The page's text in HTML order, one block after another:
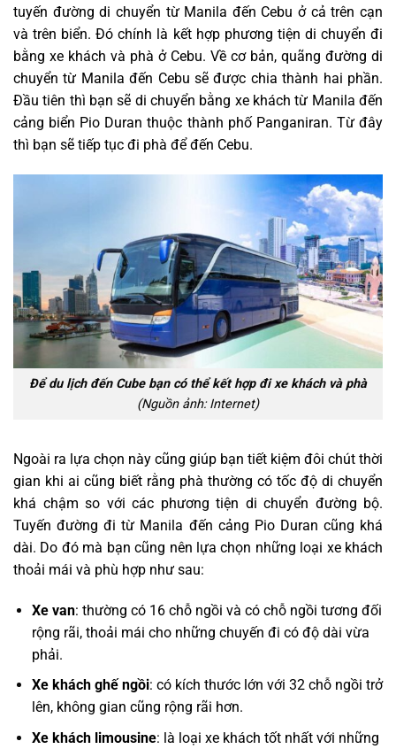
tuyến đường di chuyển từ Manila đến Cebu ở cả trên cạn
và trên biển. Đó chính là kết hợp phương tiện di chuyển đi
bằng xe khách và phà ở Cebu. Về cơ bản, quãng đường di
chuyển từ Manila đến Cebu sẽ được chia thành hai phần.
Đầu tiên thì bạn sẽ di chuyển bằng xe khách từ Manila đến
cảng biển Pio Duran thuộc thành phố Panganiran. Từ đây
thì bạn sẽ tiếp tục đi phà để đến Cebu.
Để du lịch đến Cube bạn có thể kết hợp đi xe khách và phà
(Nguồn ảnh: Internet)
Ngoài ra lựa chọn này cũng giúp bạn tiết kiệm đôi chút thời
gian khi ai cũng biết rằng phà thường có tốc độ di chuyển
khá chậm so với các phương tiện di chuyển đường bộ.
Tuyến đường đi từ Manila đến cảng Pio Duran cũng khá
dài. Do đó mà bạn cũng nên lựa chọn những loại xe khách
thoải mái và phù hợp như sau:
Xe van: thường có 16 chỗ ngồi và có chỗ ngồi tương đối
rộng rãi, thoải mái cho những chuyến đi có độ dài vừa
phải.
Xe khách ghế ngồi: có kích thước lớn với 32 chỗ ngồi trở
lên, không gian cũng rộng rãi hơn.
Xe khách limousine: là loại xe khách tốt nhất với những